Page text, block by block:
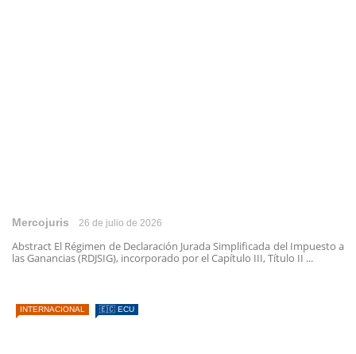
Mercojuris 26 de julio de 2026
Abstract El Régimen de Declaración Jurada Simplificada del Impuesto a
las Ganancias (RDJSIG), incorporado por el Capítulo III, Título II ...
INTERNACIONAL 🇪🇨 ECU